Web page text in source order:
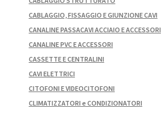
CABLAGGIO, FISSAGGIO E GIUNZIONE CAVI
CANALINE PASSACAVI ACCIAIO E ACCESSORI
CANALINE PVC E ACCESSORI
CASSETTE E CENTRALINI
CAVI ELETTRICI
CITOFONI E VIDEOCITOFONI
CLIMATIZZATORI e CONDIZIONATORI